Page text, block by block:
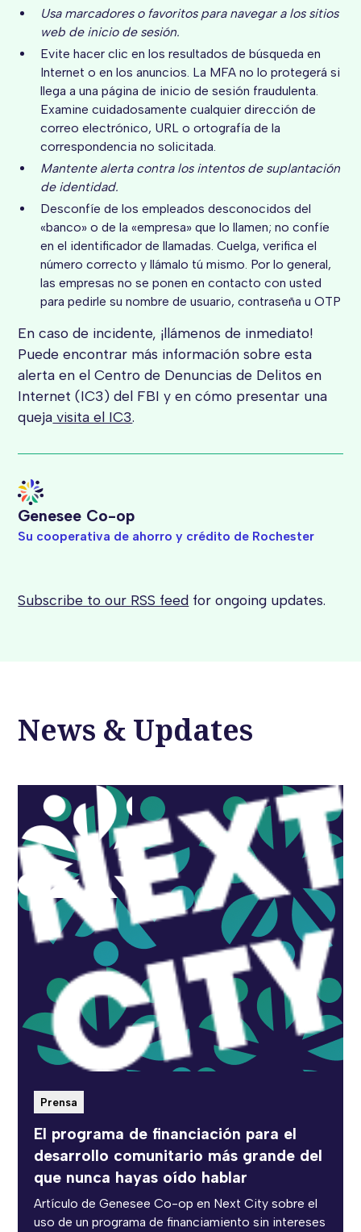
Usa marcadores o favoritos para navegar a los sitios
web de inicio de sesión.
Evite hacer clic en los resultados de búsqueda en
Internet o en los anuncios. La MFA no lo protegerá si
llega a una página de inicio de sesión fraudulenta.
Examine cuidadosamente cualquier dirección de
correo electrónico, URL o ortografía de la
correspondencia no solicitada.
Mantente alerta contra los intentos de suplantación
de identidad.
Desconfíe de los empleados desconocidos del
«banco» o de la «empresa» que lo llamen; no confíe
en el identificador de llamadas. Cuelga, verifica el
número correcto y llámalo tú mismo. Por lo general,
las empresas no se ponen en contacto con usted
para pedirle su nombre de usuario, contraseña u OTP
En caso de incidente, ¡llámenos de inmediato!
Puede encontrar más información sobre esta
alerta en el Centro de Denuncias de Delitos en
Internet (IC3) del FBI y en cómo presentar una
queja visita el IC3.
Genesee Co-op
Su cooperativa de ahorro y crédito de Rochester
Subscribe to our RSS feed for ongoing updates.
News & Updates
Prensa
El programa de financiación para el
desarrollo comunitario más grande del
que nunca hayas oído hablar
Artículo de Genesee Co-op en Next City sobre el
uso de un programa de financiamiento sin intereses